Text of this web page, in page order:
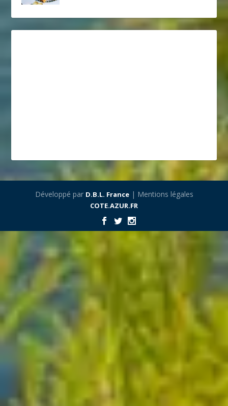
Développé par D.B.L. France| Mentions légales
COTE.AZUR.FR